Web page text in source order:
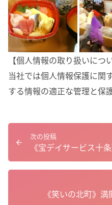
【個人情報の取り扱いにつ
当社では個人情報保護に関
する情報の適正な管理と保
《笑いの北町》
次の投稿
《宝デイサービス十